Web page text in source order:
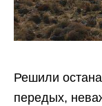
Решили
передых,